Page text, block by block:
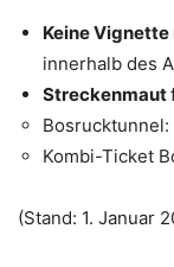
Keine Vignette
innerhalb des
Streckenmaut
Bosrucktunnel:
Kombi-Ticket
(Stand: 1. Januar